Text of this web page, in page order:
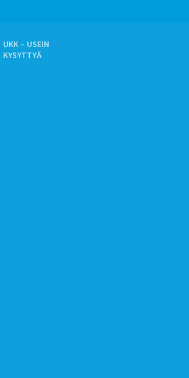
UKK – USEIN
KYSYTTYÄ